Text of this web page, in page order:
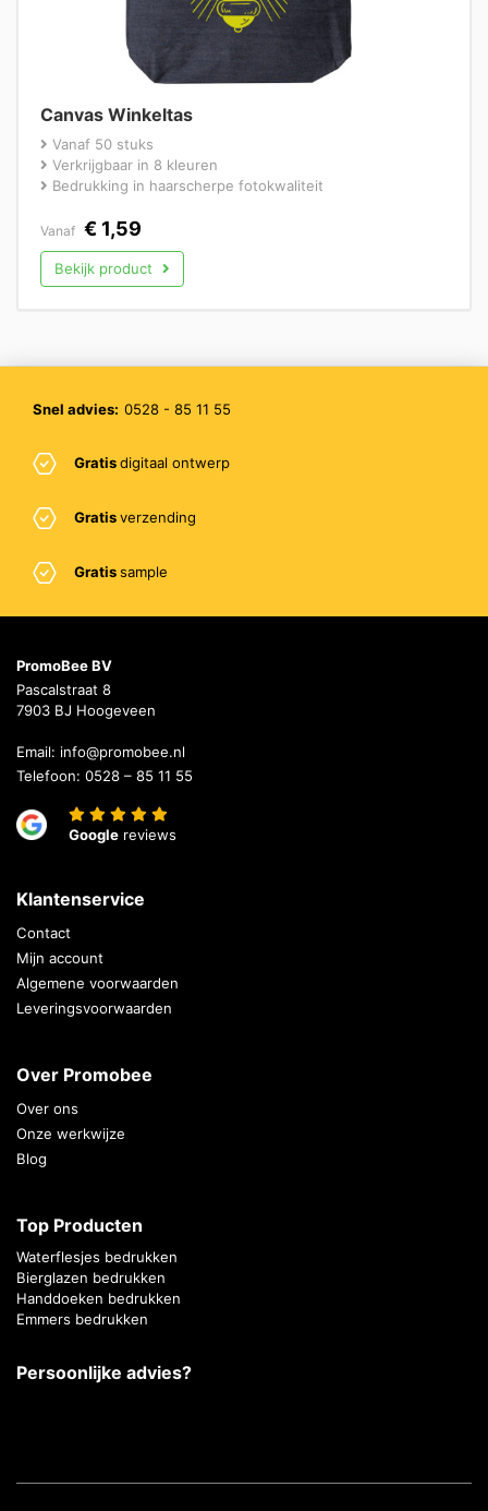
Canvas Winkeltas
Vanaf 50 stuks
Verkrijgbaar in 8 kleuren
Bedrukking in haarscherpe fotokwaliteit
Vanaf € 1,59
Bekijk product
Snel advies: 0528 - 85 11 55
Gratisdigitaal ontwerp
Gratisverzending
Gratissample
PromoBee BV
Pascalstraat 8
7903 BJ Hoogeveen
Email: info@promobee.nl
Telefoon: 0528 – 85 11 55
Google reviews
Klantenservice
Contact
Mijn account
Algemene voorwaarden
Leveringsvoorwaarden
Over Promobee
Over ons
Onze werkwijze
Blog
Top Producten
Waterflesjes bedrukken
Bierglazen bedrukken
Handdoeken bedrukken
Emmers bedrukken
Persoonlijke advies?